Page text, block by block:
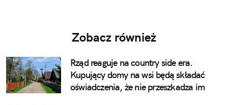
Zobacz również
Rząd reaguje na country side era.
Kupujący domy na wsi będą składać
oświadczenia, że nie przeszkadza im